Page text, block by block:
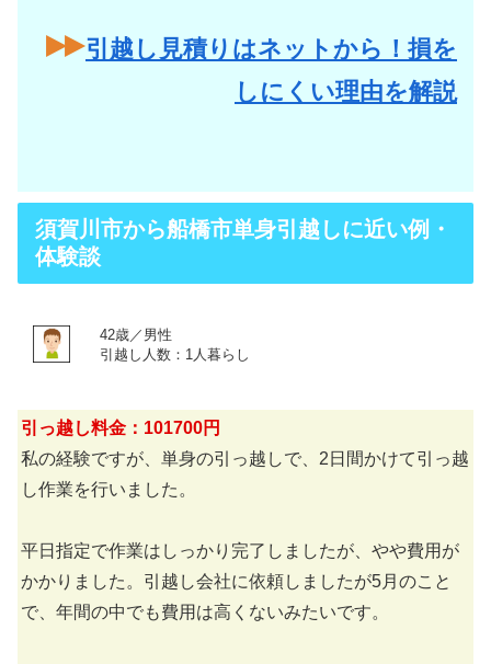
引越し見積りはネットから！損を
しにくい理由を解説
須賀川市から船橋市単身引越しに近い例・
体験談
42歳／男性
引越し人数：1人暮らし
引っ越し料金：101700円
私の経験ですが、単身の引っ越しで、2日間かけて引っ越
し作業を行いました。
平日指定で作業はしっかり完了しましたが、やや費用が
かかりました。引越し会社に依頼しましたが5月のこと
で、年間の中でも費用は高くないみたいです。